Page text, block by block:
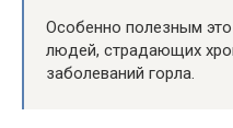
Особенно полезным
людей, страдающих
заболеваний горла.